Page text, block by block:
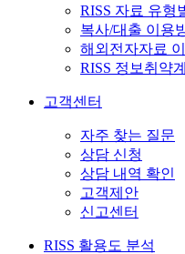
RISS 자료 유형
복사/대출 이용
해외전자자료
RISS 정보취약
고객센터
자주 찾는 질문
상담 신청
상담 내역 확인
고객제안
신고센터
RISS 활용도 분석